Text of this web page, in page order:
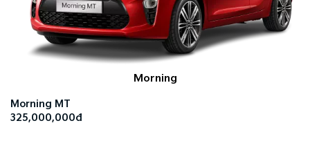
Morning
Morning MT
325,000,000đ